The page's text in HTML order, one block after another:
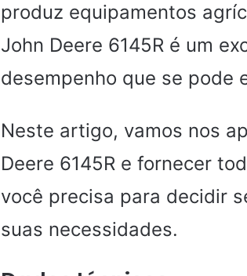
produz equipamentos
John Deere 6145R é um
desempenho que se pode
Neste artigo, vamos nos
Deere 6145R e fornecer
você precisa para decidir
suas necessidades.